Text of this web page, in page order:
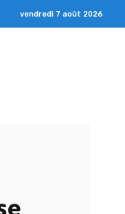
vendredi 7 août 2026